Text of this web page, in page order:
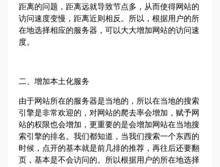
距离的问题，距离远就导致节点多，从而使得网站的
访问速度变慢，距离近则相反。所以，根据用户的所
在地选择相应的服务器，可以大大增加网站的访问速
度。
二、增加本土化服务
由于网站所在的服务器是当地的，所以在当地的搜索
引擎是非常欢迎的，对网站的爬去率会增加，赋予网
站的权限也会增加，更重要的是会增加网站在当地搜
索引擎的排名。我们都知道，当我们搜索一个东西的
时候，点开的基本就是前几排的推荐，再往后还要翻
页，基本是不会访问的。所以根据用户的所在地选择